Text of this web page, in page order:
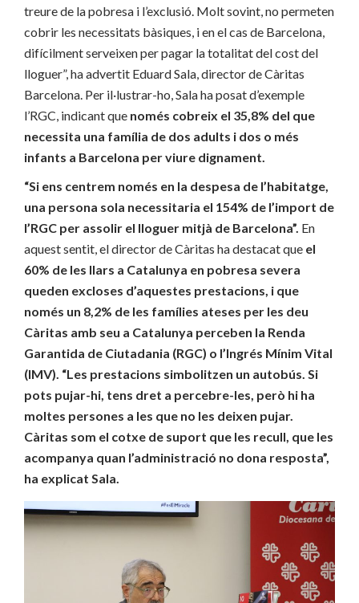
treure de la pobresa i l’exclusió. Molt sovint, no permeten
cobrir les necessitats bàsiques, i en el cas de Barcelona,
difícilment serveixen per pagar la totalitat del cost del
lloguer”, ha advertit Eduard Sala, director de Càritas
Barcelona. Per il·lustrar-ho, Sala ha posat d’exemple
l’RGC, indicant que només cobreix el 35,8% del que
necessita una família de dos adults i dos o més
infants a Barcelona per viure dignament.
“Si ens centrem només en la despesa de l’habitatge,
una persona sola necessitaria el 154% de l’import de
l’RGC per assolir el lloguer mitjà de Barcelona”. En
aquest sentit, el director de Càritas ha destacat que el
60% de les llars a Catalunya en pobresa severa
queden excloses d’aquestes prestacions, i que
només un 8,2% de les famílies ateses per les deu
Càritas amb seu a Catalunya perceben la Renda
Garantida de Ciutadania (RGC) o l’Ingrés Mínim Vital
(IMV). “Les prestacions simbolitzen un autobús. Si
pots pujar-hi, tens dret a percebre-les, però hi ha
moltes persones a les que no les deixen pujar.
Càritas som el cotxe de suport que les recull, que les
acompanya quan l’administració no dona resposta”,
ha explicat Sala.